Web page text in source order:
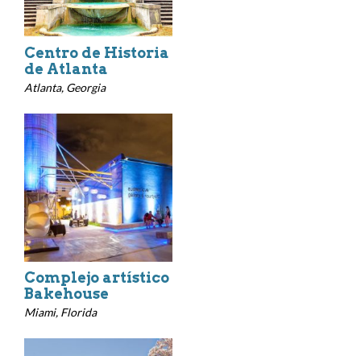
Centro de Historia
de Atlanta
Atlanta, Georgia
Complejo artístico
Bakehouse
Miami, Florida